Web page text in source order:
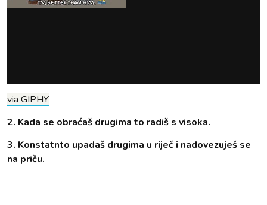
via GIPHY
2. Kada se obraćaš drugima to radiš s visoka.
3. Konstatnto upadaš drugima u riječ i nadovezuješ se
na priču.